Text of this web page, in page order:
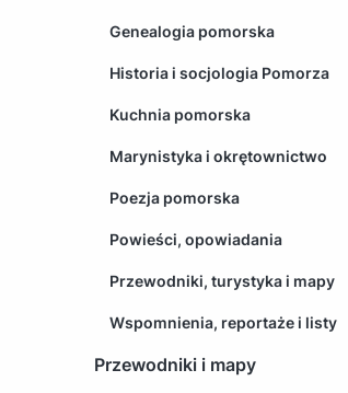
Genealogia pomorska
Historia i socjologia Pomorza
Kuchnia pomorska
Marynistyka i okrętownictwo
Poezja pomorska
Powieści, opowiadania
Przewodniki, turystyka i mapy
Wspomnienia, reportaże i listy
Przewodniki i mapy